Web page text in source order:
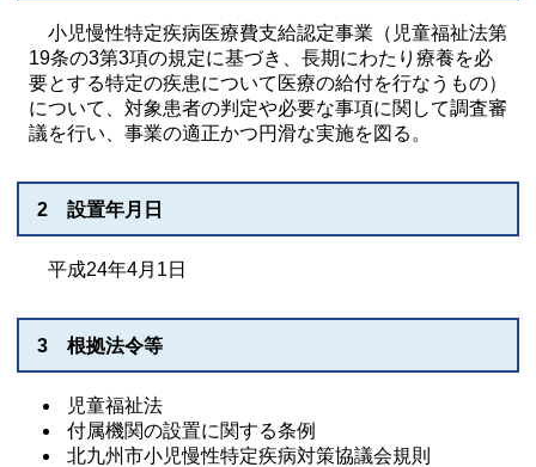
小児慢性特定疾病医療費支給認定事業（児童福祉法第
19条の3第3項の規定に基づき、長期にわたり療養を必
要とする特定の疾患について医療の給付を行なうもの）
について、対象患者の判定や必要な事項に関して調査審
議を行い、事業の適正かつ円滑な実施を図る。
2 設置年月日
平成24年4月1日
3 根拠法令等
児童福祉法
付属機関の設置に関する条例
北九州市小児慢性特定疾病対策協議会規則